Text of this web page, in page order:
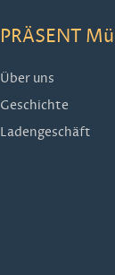
PRÄSENT
Über uns
Geschichte
Ladengeschäft